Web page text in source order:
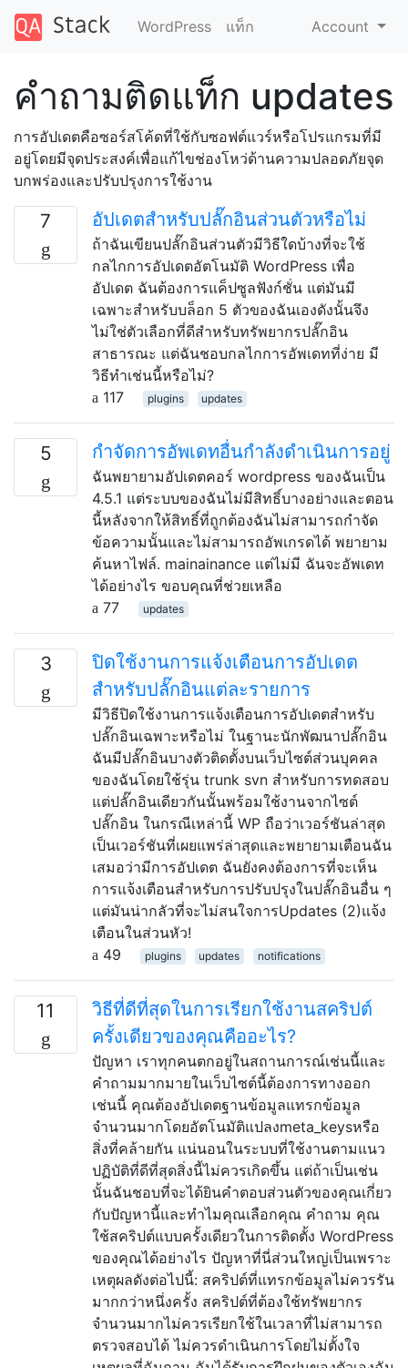
WordPress แท็ก Account
คำถามติดแท็ก updates
การอัปเดตคือซอร์สโค้ดที่ใช้กับซอฟต์แวร์หรือโปรแกรมที่มี
อยู่โดยมีจุดประสงค์เพื่อแก้ไขช่องโหว่ด้านความปลอดภัยจุด
บกพร่องและปรับปรุงการใช้งาน
7 อัปเดตสำหรับปลั๊กอินส่วนตัวหรือไม่
ถ้าฉันเขียนปลั๊กอินส่วนตัวมีวิธีใดบ้างที่จะใช้
กลไกการอัปเดตอัตโนมัติ WordPress เพื่อ
อัปเดต ฉันต้องการแค็ปซูลฟังก์ชั่น แต่มันมี
เฉพาะสำหรับบล็อก 5 ตัวของฉันเองดังนั้นจึง
ไม่ใช่ตัวเลือกที่ดีสำหรับทรัพยากรปลั๊กอิน
สาธารณะ แต่ฉันชอบกลไกการอัพเดทที่ง่าย มี
วิธีทำเช่นนี้หรือไม่?
117
plugins updates
5 กำจัดการอัพเดทอื่นกำลังดำเนินการอยู่
ฉันพยายามอัปเดตคอร์ wordpress ของฉันเป็น
4.5.1 แต่ระบบของฉันไม่มีสิทธิ์บางอย่างและตอน
นี้หลังจากให้สิทธิ์ที่ถูกต้องฉันไม่สามารถกำจัด
ข้อความนั้นและไม่สามารถอัพเกรดได้ พยายาม
ค้นหาไฟล์. mainainance แต่ไม่มี ฉันจะอัพเดท
ได้อย่างไร ขอบคุณที่ช่วยเหลือ
77
updates
3
ปิดใช้งานการแจ้งเตือนการอัปเดต
สำหรับปลั๊กอินแต่ละรายการ
มีวิธีปิดใช้งานการแจ้งเตือนการอัปเดตสำหรับ
ปลั๊กอินเฉพาะหรือไม่ ในฐานะนักพัฒนาปลั๊กอิน
ฉันมีปลั๊กอินบางตัวติดตั้งบนเว็บไซต์ส่วนบุคคล
ของฉันโดยใช้รุ่น trunk svn สำหรับการทดสอบ
แต่ปลั๊กอินเดียวกันนั้นพร้อมใช้งานจากไซต์
ปลั๊กอิน ในกรณีเหล่านี้ WP ถือว่าเวอร์ชันล่าสุด
เป็นเวอร์ชันที่เผยแพร่ล่าสุดและพยายามเตือนฉัน
เสมอว่ามีการอัปเดต ฉันยังคงต้องการที่จะเห็น
การแจ้งเตือนสำหรับการปรับปรุงในปลั๊กอินอื่น ๆ
แต่มันน่ากลัวที่จะไม่สนใจการUpdates (2)แจ้ง
เตือนในส่วนหัว!
49
plugins updates notifications
11
วิธีที่ดีที่สุดในการเรียกใช้งานสคริปต์
ครั้งเดียวของคุณคืออะไร?
ปัญหา เราทุกคนตกอยู่ในสถานการณ์เช่นนี้และ
คำถามมากมายในเว็บไซต์นี้ต้องการทางออก
เช่นนี้ คุณต้องอัปเดตฐานข้อมูลแทรกข้อมูล
จำนวนมากโดยอัตโนมัติแปลงmeta_keysหรือ
สิ่งที่คล้ายกัน แน่นอนในระบบที่ใช้งานตามแนว
ปฏิบัติที่ดีที่สุดสิ่งนี้ไม่ควรเกิดขึ้น แต่ถ้าเป็นเช่น
นั้นฉันชอบที่จะได้ยินคำตอบส่วนตัวของคุณเกี่ยว
กับปัญหานี้และทำไมคุณเลือกคุณ คำถาม คุณ
ใช้สคริปต์แบบครั้งเดียวในการติดตั้ง WordPress
ของคุณได้อย่างไร ปัญหาที่นี่ส่วนใหญ่เป็นเพราะ
เหตุผลดังต่อไปนี้: สคริปต์ที่แทรกข้อมูลไม่ควรรัน
มากกว่าหนึ่งครั้ง สคริปต์ที่ต้องใช้ทรัพยากร
จำนวนมากไม่ควรเรียกใช้ในเวลาที่ไม่สามารถ
ตรวจสอบได้ ไม่ควรดำเนินการโดยไม่ตั้งใจ